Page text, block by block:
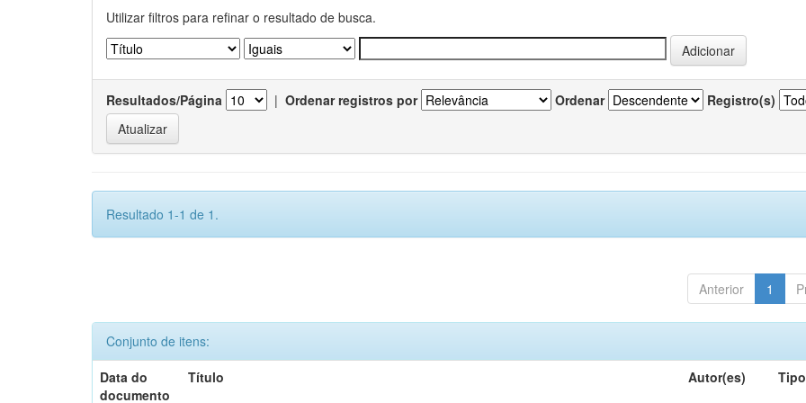
Utilizar filtros para refinar o resultado de busca.
Resultados/Página | Ordenar registros por Ordenar Registro(s)
Resultado 1-1 de 1.
Anterior 1
Conjunto de itens:
Data do
documento
Título Autor(es) Tipo